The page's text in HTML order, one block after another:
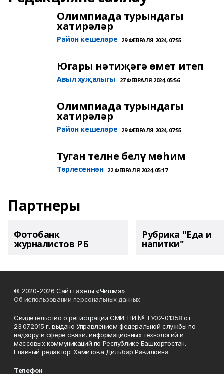
Олимпиада турындагы
хатирәләр
Район кешеләре 29 ФЕВРАЛЯ 2024, 07:55
Югары нәтиҗәгә өмет итеп
Авыл хуҗалыгы 27 ФЕВРАЛЯ 2024, 05:56
Олимпиада турындагы
хатирәләр
Район кешеләре 29 ФЕВРАЛЯ 2024, 07:55
Туган телне белү мөһим
Төрлесеннән 22 ФЕВРАЛЯ 2024, 05:17
Партнеры
Фотобанк
журналистов РБ
Рубрика "Еда и
напитки"
© 2020-2026 Сайт газеты «Чишмэ»
Об использовании персональных данных
Свидетельство о регистрации СМИ: ПИ № ТУ02-01358 от
23.07.2015 г. выдано Управлением федеральной службы по
надзору в сфере связи, информационных технологий и
массовых коммуникаций по Республике Башкортостан.
Главный редактор: Хамитова Дильбар Равиловна
Телефон